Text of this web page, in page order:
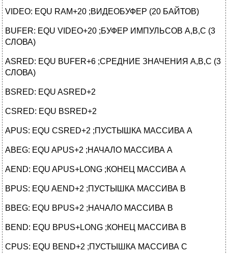
VIDEO: EQU RAM+20 ;ВИДЕОБУФЕР (20 БАЙТОВ)
BUFER: EQU VIDEO+20 ;БУФЕР ИМПУЛЬСОВ A,B,C (3
СЛОВА)
ASRED: EQU BUFER+6 ;СРЕДНИЕ ЗНАЧЕНИЯ A,B,C (3
СЛОВА)
BSRED: EQU ASRED+2
CSRED: EQU BSRED+2
APUS: EQU CSRED+2 ;ПУСТЫШКА МАССИВА A
ABEG: EQU APUS+2 ;НАЧАЛО МАССИВА A
AEND: EQU APUS+LONG ;КОНЕЦ МАССИВА A
BPUS: EQU AEND+2 ;ПУСТЫШКА МАССИВА B
BBEG: EQU BPUS+2 ;НАЧАЛО МАССИВА B
BEND: EQU BPUS+LONG ;КОНЕЦ МАССИВА B
CPUS: EQU BEND+2 ;ПУСТЫШКА МАССИВА C